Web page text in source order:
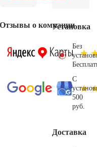
Отзывы о компании
Установка
Без
С
500
руб.
Доставка